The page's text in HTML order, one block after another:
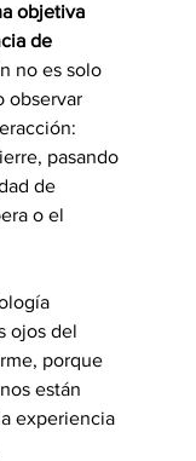
objetiva
de
no es solo
observar
pasando
de
o el
ojos del
porque
están
experiencia